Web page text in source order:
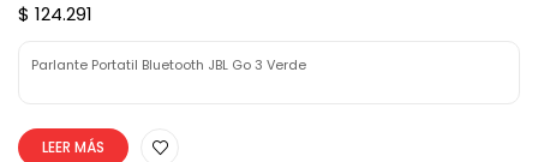
$ 124.291
Parlante Portatil Bluetooth JBL Go 3 Verde
LEER MÁS